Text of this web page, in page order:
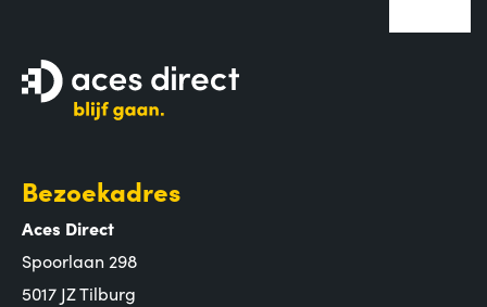
Bezoekadres
Aces Direct
Spoorlaan 298
5017 JZ Tilburg